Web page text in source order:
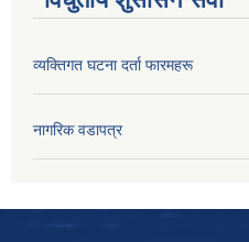
व्यक्तिगत घटना दर्ता फारमहरू
नागरिक वडापत्र